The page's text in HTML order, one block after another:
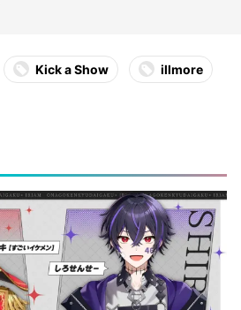
Kick a Show illmore